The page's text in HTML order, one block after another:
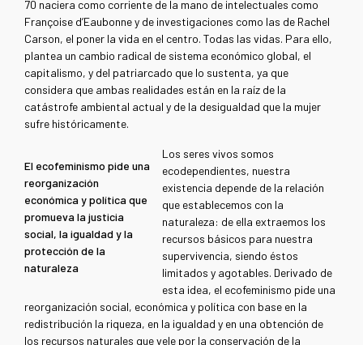
70 naciera como corriente de la mano de intelectuales como
Françoise d’Eaubonne y de investigaciones como las de Rachel
Carson, el poner la vida en el centro. Todas las vidas. Para ello,
plantea un cambio radical de sistema económico global, el
capitalismo, y del patriarcado que lo sustenta, ya que
considera que ambas realidades están en la raíz de la
catástrofe ambiental actual y de la desigualdad que la mujer
sufre históricamente.
El ecofeminismo pide una
reorganización
económica y política que
promueva la justicia
social, la igualdad y la
protección de la
naturaleza
Los seres vivos somos
ecodependientes, nuestra
existencia depende de la relación
que establecemos con la
naturaleza: de ella extraemos los
recursos básicos para nuestra
supervivencia, siendo éstos
limitados y agotables. Derivado de
esta idea, el ecofeminismo pide una
reorganización social, económica y política con base en la
redistribución la riqueza, en la igualdad y en una obtención de
los recursos naturales que vele por la conservación de la